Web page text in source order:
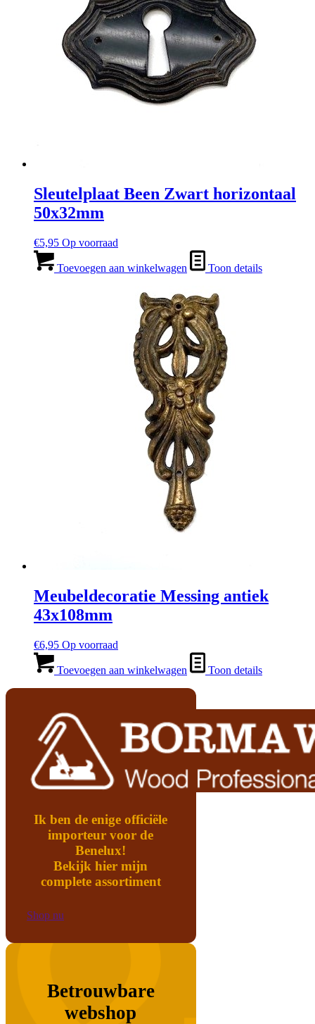
Sleutelplaat Been Zwart horizontaal
50x32mm
€5,95 Op voorraad
Toevoegen aan winkelwagen Toon details
Meubeldecoratie Messing antiek
43x108mm
€6,95 Op voorraad
Toevoegen aan winkelwagen Toon details
Ik ben de enige officiële
importeur voor de
Benelux!
Bekijk hier mijn
complete assortiment
Shop nu
Betrouwbare
webshop